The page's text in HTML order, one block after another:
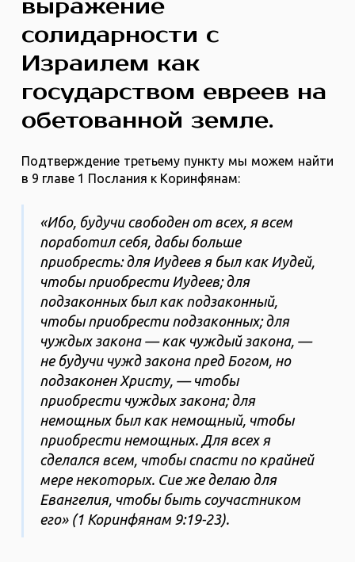
выражение
солидарности с
Израилем как
государством евреев на
обетованной земле.
Подтверждение третьему пункту мы можем найти
в 9 главе 1 Послания к Коринфянам:
«Ибо, будучи свободен от всех, я всем
поработил себя, дабы больше
приобресть: для Иудеев я был как Иудей,
чтобы приобрести Иудеев; для
подзаконных был как подзаконный,
чтобы приобрести подзаконных; для
чуждых закона — как чуждый закона, —
не будучи чужд закона пред Богом, но
подзаконен Христу, — чтобы
приобрести чуждых закона; для
немощных был как немощный, чтобы
приобрести немощных. Для всех я
сделался всем, чтобы спасти по крайней
мере некоторых. Сие же делаю для
Евангелия, чтобы быть соучастником
его» (1 Коринфянам 9:19-23).